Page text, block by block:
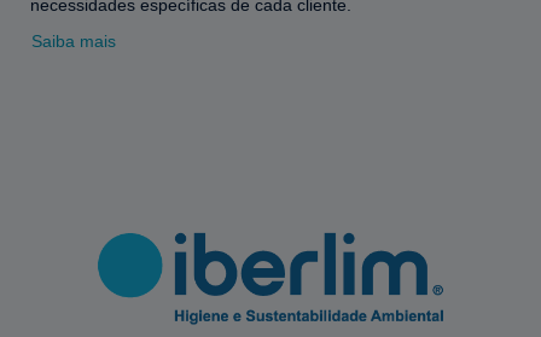
necessidades específicas de cada cliente.
Saiba mais